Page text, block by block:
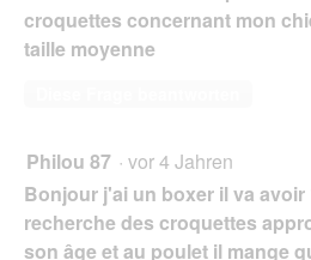
croquettes concernant mon
taille moyenne
Philou 87 · vor 4 Jahren
Bonjour j'ai un boxer il va avoir
recherche des croquettes
son âge et au poulet il mange